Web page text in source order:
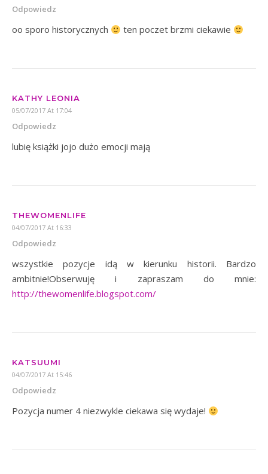
Odpowiedz
oo sporo historycznych ten poczet brzmi ciekawie
KATHY LEONIA
05/07/2017 At 17:04
Odpowiedz
lubię książki jojo dużo emocji mają
THEWOMENLIFE
04/07/2017 At 16:33
Odpowiedz
wszystkie pozycje idą w kierunku historii. Bardzo
ambitnie!Obserwuję i zapraszam do mnie:
http://thewomenlife.blogspot.com/
KATSUUMI
04/07/2017 At 15:46
Odpowiedz
Pozycja numer 4 niezwykle ciekawa się wydaje!